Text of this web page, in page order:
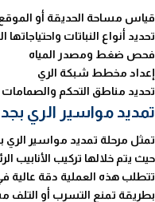
قياس مساحة الحديقة أو
تحديد أنواع النباتات واحتياجاتها
فحص ضغط ومصدر المياه
إعداد مخطط شبكة الري
تحديد مناطق التحكم والصمامات
تمديد مواسير الري
تمثل مرحلة تمديد مواسير الري
حيث يتم خلالها تركيب الأنابيب
تتطلب هذه العملية دقة عالية
بطريقة تمنع التسرب أو التلف